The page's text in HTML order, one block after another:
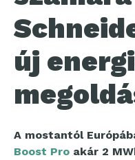
új
A mostantól
Boost Pro akár 2